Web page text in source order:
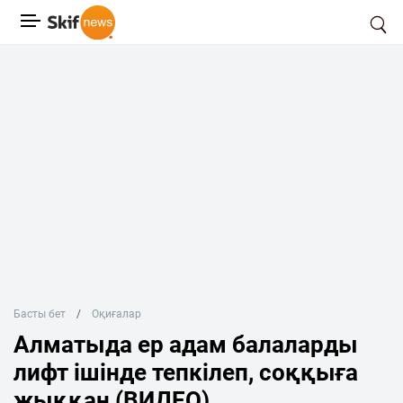
Басты бет Оқиғалар
Алматыда ер адам балаларды
лифт ішінде тепкілеп, соққыға